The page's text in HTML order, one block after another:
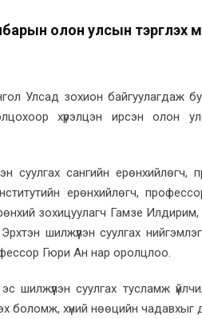
олон улсын тэргүүлэх
Улсад зохион байгуулагдаж
хүрэлцэн ирсэн олон
суулгах сангийн
ерөнхийлөгч,
зохицуулагч Гамзе
шилжүүлэн суулгах
Гюри Ан нар оролцлоо.
шилжүүлэн суулгах тусламж
боломж, хүний нөөцийн чадавхыг